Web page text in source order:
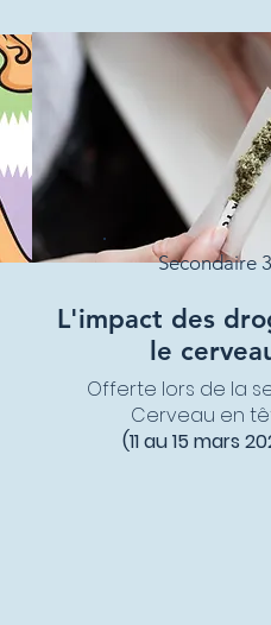
Secondaire 3
L'impact des
le
Offerte lors de la
Cerveau en
(11 au 15 mars